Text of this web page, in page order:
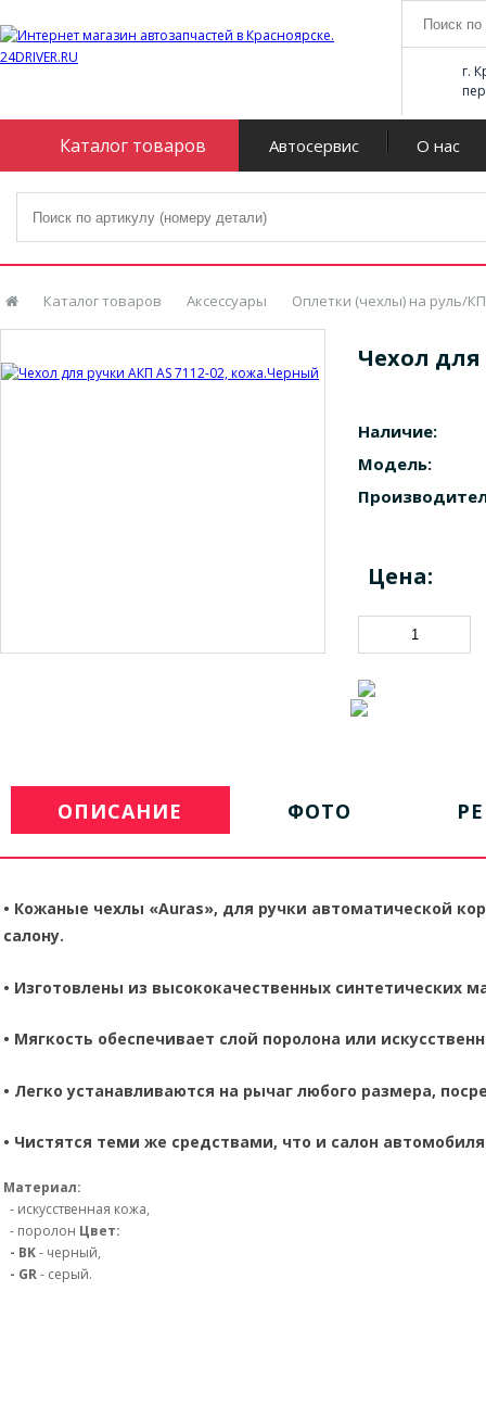
г.
Каталог товаров Автосервис О нас
Каталог товаров Аксессуары Оплетки (чехлы) на руль/
Чехол для
Наличие:
Модель:
Цена:
ОПИСАНИЕ ФОТО
• Кожаные чехлы «Auras», для ручки автоматической
салону.
• Изготовлены из высококачественных синтетических
• Мягкость обеспечивает слой поролона или
• Легко устанавливаются на рычаг любого размера,
• Чистятся теми же средствами, что и салон
Материал:
- искусственная кожа,
- поролон Цвет:
- BK- черный,
- GR- серый.